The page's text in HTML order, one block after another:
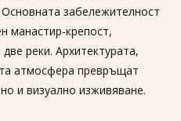
забележителност
манастир-крепост,
реки. Архитектурата,
атмосфера превръщат
и визуално изживяване.